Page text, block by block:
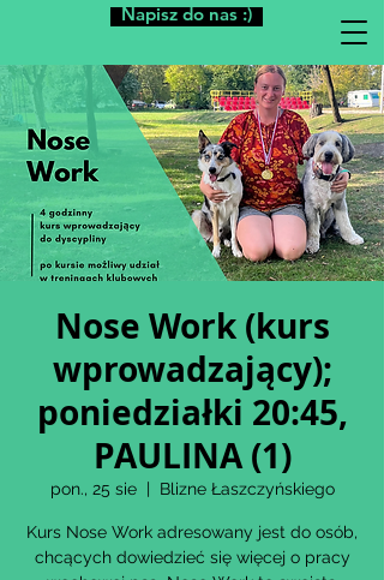
Napisz do nas :)
Nose Work (kurs
wprowadzający);
poniedziałki 20:45,
PAULINA (1)
pon., 25 sie
  |
Blizne Łaszczyńskiego
Kurs Nose Work adresowany jest do osób,
chcących dowiedzieć się więcej o pracy